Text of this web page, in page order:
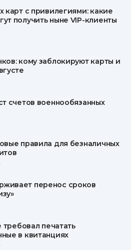
карт с привилегиями: какие
получить ныне VIP-клиенты
кому заблокируют карты и
счетов военнообязанных
правила для безналичных
перенос сроков
требовал печатать
в квитанциях